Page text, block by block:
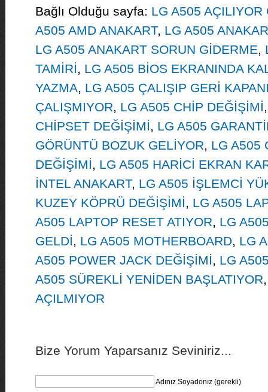
Bağlı Olduğu sayfa: LG A505 AÇILIYOR
A505 AMD ANAKART, LG A505
LG A505 ANAKART SORUN GİDERME,
TAMİRİ, LG A505 BİOS EKRANINDA
YAZMA, LG A505 ÇALIŞIP GERİ
ÇALIŞMIYOR, LG A505 CHİP DEĞİŞİMİ
CHİPSET DEĞİŞİMİ, LG A505
GÖRÜNTÜ BOZUK GELİYOR, LG A505
DEĞİŞİMİ, LG A505 HARİCİ EKRAN
İNTEL ANAKART, LG A505 İŞLEMCİ
KUZEY KÖPRÜ DEĞİŞİMİ, LG A505
A505 LAPTOP RESET ATIYOR, LG
GELDİ, LG A505 MOTHERBOARD, LG
A505 POWER JACK DEĞİŞİMİ, LG
A505 SÜREKLİ YENİDEN BAŞLATIYOR
AÇILMIYOR
Bize Yorum Yaparsanız Seviniriz...
Adınız Soyadonız (gerekli)